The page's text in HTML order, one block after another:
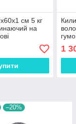
см 5 кг
на
1
–20%